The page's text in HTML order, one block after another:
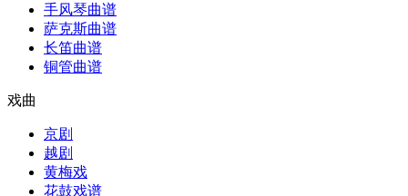
手风琴曲谱
萨克斯曲谱
长笛曲谱
铜管曲谱
戏曲
京剧
越剧
黄梅戏
花鼓戏谱